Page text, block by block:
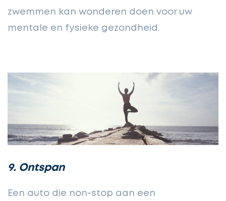
zwemmen kan wonderen doen voor uw
mentale en fysieke gezondheid.
9. Ontspan
Een auto die non-stop aan een